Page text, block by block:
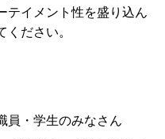
テイメント性を盛り込ん
ださい。
・学生のみなさん